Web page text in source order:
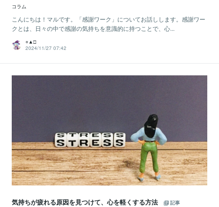
コラム
こんにちは！マルです。「感謝ワーク」についてお話しします。感謝ワー
クとは、日々の中で感謝の気持ちを意識的に持つことで、心...
○▲□
2024/11/27 07:42
気持ちが疲れる原因を見つけて、心を軽くする方法
記事